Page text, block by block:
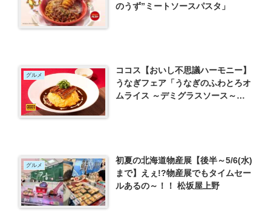
のうず”ミートソースパスタ」
グルメ
ココス【おいし不思議ハーモニー】
うなぎフェア「うなぎのふわとろオ
ムライス ～デミグラスソース～」
グルメ
初夏の北海道物産展【後半～5/6(水)
まで】えぇ!?物産展でもタイムセー
ルあるの～！！ 松坂屋上野